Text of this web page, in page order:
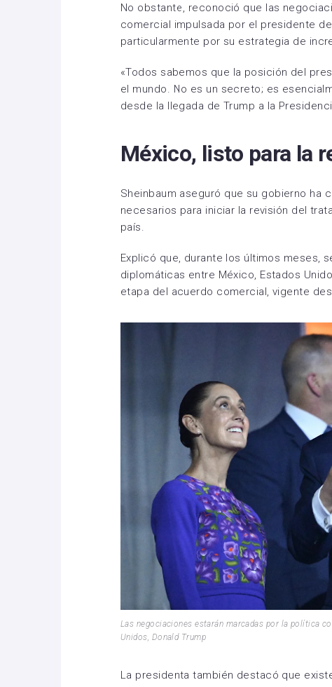
No obstante, reconoció que las
comercial impulsada por el presidente
particularmente por su estrategia de
«Todos sabemos que la posición del
el mundo. No es un secreto; es
desde la llegada de Trump a la
México, listo para la
Sheinbaum aseguró que su gobierno ha
necesarios para iniciar la revisión del
país.
Explicó que, durante los últimos meses,
diplomáticas entre México, Estados
etapa del acuerdo comercial, vigente
Las negociaciones estarán marcadas por la política
Unidos, Donald Trump
La presidenta también destacó que